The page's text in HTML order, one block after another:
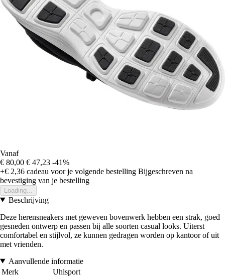
Vanaf
€ 80,00 € 47,23 -41%
+€ 2,36 cadeau voor je volgende bestelling Bijgeschreven na
bevestiging van je bestelling
Loading...
Beschrijving
Deze herensneakers met geweven bovenwerk hebben een strak, goed
gesneden ontwerp en passen bij alle soorten casual looks. Uiterst
comfortabel en stijlvol, ze kunnen gedragen worden op kantoor of uit
met vrienden.
Aanvullende informatie
Merk
Uhlsport